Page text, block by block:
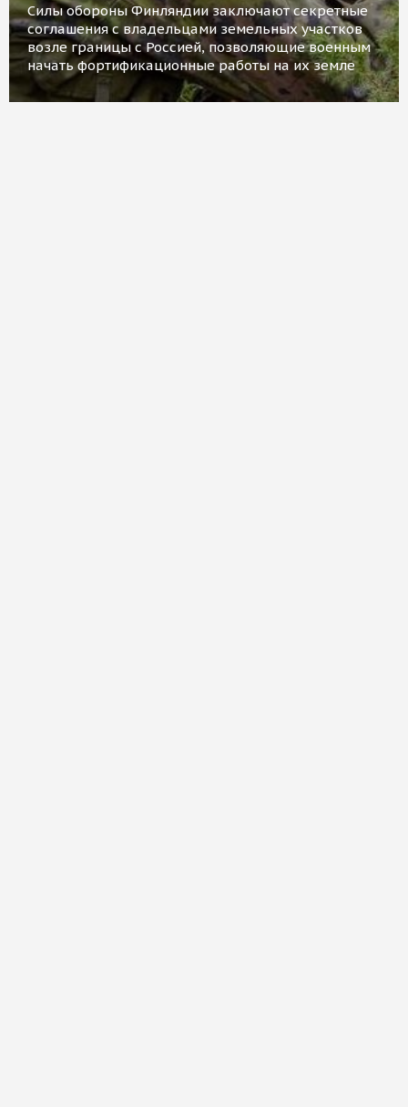
Силы обороны Финляндии заключают секретные
соглашения с владельцами земельных участков
возле границы с Россией, позволяющие военным
начать фортификационные работы на их земле